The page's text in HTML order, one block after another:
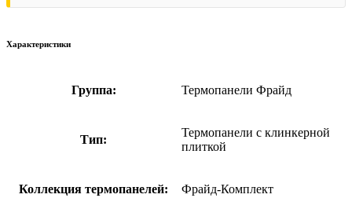
Характеристики
Группа: Термопанели Фрайд
Тип:
Термопанели с клинкерной
плиткой
Коллекция термопанелей: Фрайд-Комплект